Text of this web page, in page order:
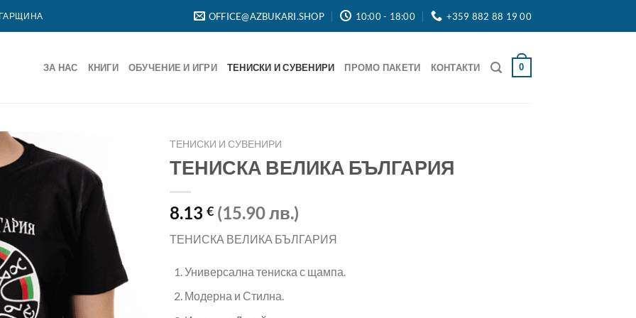
OFFICE@AZBUKARI.SHOP 10:00 - 18:00 +359 882 88 19 00
ЗА НАС КНИГИ ОБУЧЕНИЕ И ИГРИ ТЕНИСКИ И СУВЕНИРИ ПРОМО ПАКЕТИ КОНТАКТИ 0
ТЕНИСКИ И СУВЕНИРИ
ТЕНИСКА ВЕЛИКА БЪЛГАРИЯ
8.13 € (15.90 лв.)
ТЕНИСКА ВЕЛИКА БЪЛГАРИЯ
Универсална тениска с щампа.
Модерна и Стилна.